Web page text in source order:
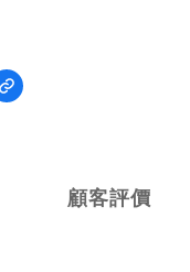
顧客評價